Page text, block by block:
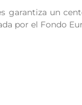
garantiza un
por el Fondo